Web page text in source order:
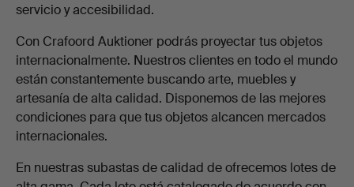
servicio y accesibilidad.
Con Crafoord Auktioner podrás proyectar tus objetos
internacionalmente. Nuestros clientes en todo el mundo
están constantemente buscando arte, muebles y
artesanía de alta calidad. Disponemos de las mejores
condiciones para que tus objetos alcancen mercados
internacionales.
En nuestras subastas de calidad de ofrecemos lotes de